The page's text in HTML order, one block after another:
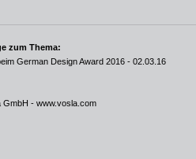
zum Thema:
German Design Award 2016 - 02.03.16
GmbH - www.vosla.com